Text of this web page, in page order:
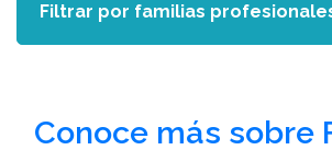
Conoce más sobre
Filtrar por familias